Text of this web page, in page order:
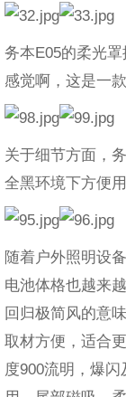
务本E05的柔光
感觉啊，这是一
关于细节方面，
全黑环境下方便
随着户外照明设
电池体格也越来
回归极简风的意
取材方便，适合
度900流明，爆